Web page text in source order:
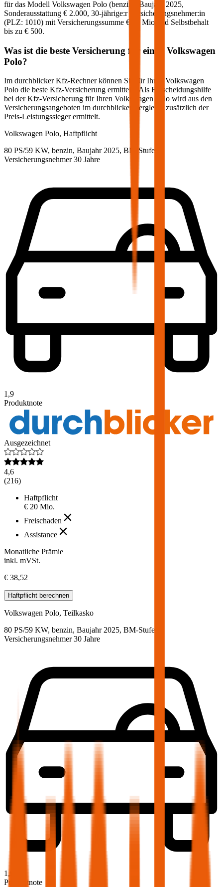
für das Modell Volkswagen Polo (benzin , Baujahr 2025,
Sonderausstattung € 2.000, 30-jährige:rVersicherungsnehmer:in
(PLZ: 1010) mit Versicherungssumme € 20 Mio und Selbstbehalt
bis zu € 500.
Was ist die beste Versicherung für einen Volkswagen
Polo?
Im durchblicker Kfz-Rechner können Sie für Ihren Volkswagen
Polo die beste Kfz-Versicherung ermitteln. Als Entscheidungshilfe
bei der Kfz-Versicherung für Ihren Volkswagen Polo wird aus den
Versicherungsangeboten im durchblicker Vergleich zusätzlich der
Preis-Leistungssieger ermittelt.
Volkswagen Polo, Haftpflicht
80 PS/59 KW, benzin, Baujahr 2025, BM-Stufe
Versicherungsnehmer 30 Jahre
1,9
Produktnote
Ausgezeichnet
4,6
(216)
Haftpflicht
€ 20 Mio.
Freischaden
Assistance
Monatliche Prämie
inkl. mVSt.
€ 38,52
Haftpflicht berechnen
Volkswagen Polo, Teilkasko
80 PS/59 KW, benzin, Baujahr 2025, BM-Stufe
Versicherungsnehmer 30 Jahre
1,9
Produktnote